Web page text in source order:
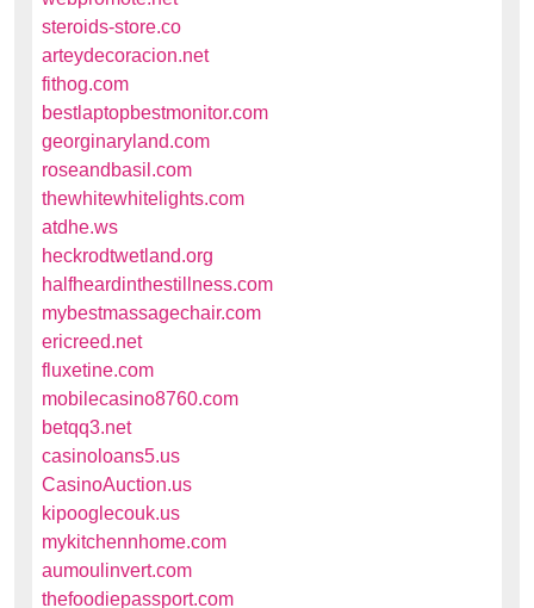
steroids-store.co
arteydecoracion.net
fithog.com
bestlaptopbestmonitor.com
georginaryland.com
roseandbasil.com
thewhitewhitelights.com
atdhe.ws
heckrodtwetland.org
halfheardinthestillness.com
mybestmassagechair.com
ericreed.net
fluxetine.com
mobilecasino8760.com
betqq3.net
casinoloans5.us
CasinoAuction.us
kipooglecouk.us
mykitchennhome.com
aumoulinvert.com
thefoodiepassport.com